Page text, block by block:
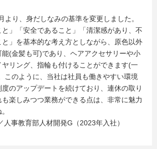
より、身だしなみの基準を変更しました。
と」「安全であること」「清潔感があり、不
」を基本的な考え方としながら、原色以外
(金髪も可)であり、ヘアアクセサリーや小
リング、指輪も付けることができます(一
このように、当社は社員も働きやすい環境
のアップデートを続けており、連休の取り
楽しみつつ業務ができる点は、非常に魅力
人事教育部人材開発G（2023年入社）